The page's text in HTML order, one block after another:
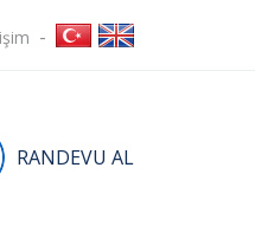
RANDEVU AL